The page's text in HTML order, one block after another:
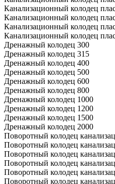
Канализационный колодец
Канализационный колодец
Канализационный колодец
Канализационный колодец
Дренажный колодец 300
Дренажный колодец 315
Дренажный колодец 400
Дренажный колодец 500
Дренажный колодец 600
Дренажный колодец 800
Дренажный колодец 1000
Дренажный колодец 1200
Дренажный колодец 1500
Дренажный колодец 2000
Поворотный колодец
Поворотный колодец
Поворотный колодец
Поворотный колодец
Поворотный колодец
Поворотный колодец